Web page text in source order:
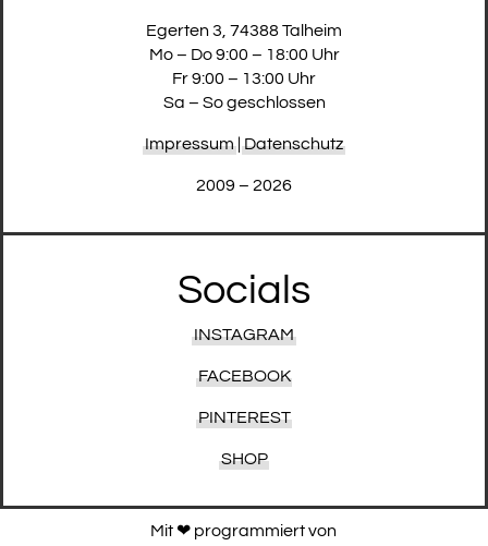
Egerten 3, 74388 Talheim
Mo – Do 9:00 – 18:00 Uhr
Fr 9:00 – 13:00 Uhr
Sa – So geschlossen
Impressum|Datenschutz
2009 – 2026
Socials
INSTAGRAM
FACEBOOK
PINTEREST
SHOP
Mit ❤︎ programmiert von